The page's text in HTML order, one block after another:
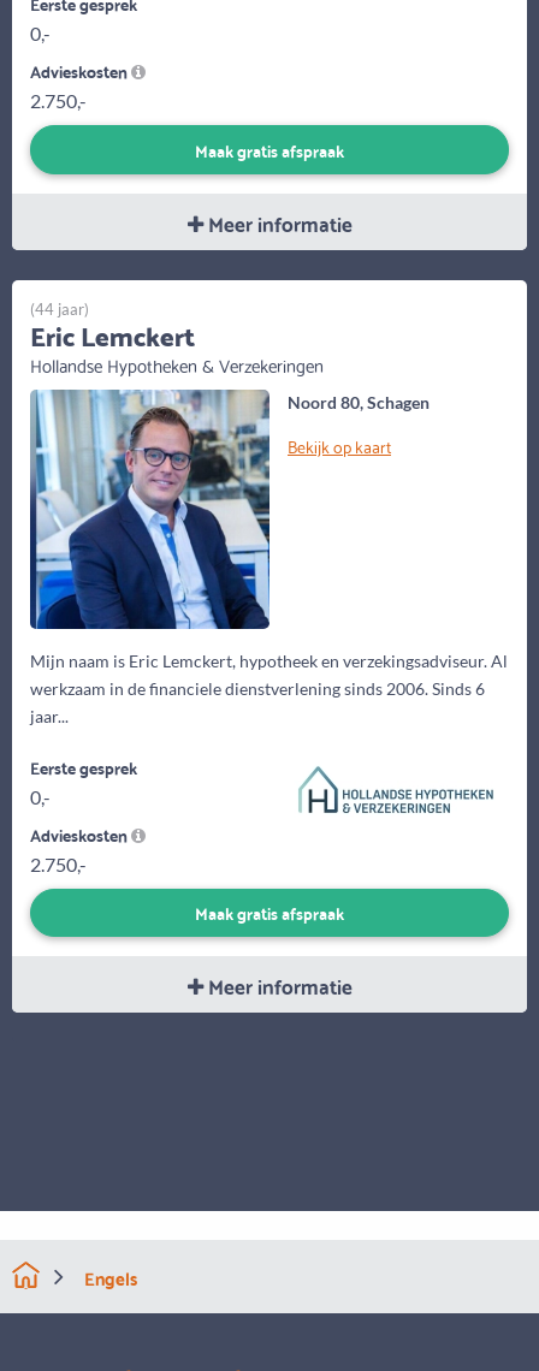
0,-
Advieskosten
2.750,-
Maak gratis afspraak
Meer informatie
Noord 80, Schagen
Bekijk op kaart
Mijn naam is Eric Lemckert, hypotheek en verzekingsadviseur. Al
werkzaam in de financiele dienstverlening sinds 2006. Sinds 6
jaar...
(44 jaar)
Eric Lemckert
Hollandse Hypotheken & Verzekeringen
Eerste gesprek
0,-
Advieskosten
2.750,-
Maak gratis afspraak
Meer informatie
Engels